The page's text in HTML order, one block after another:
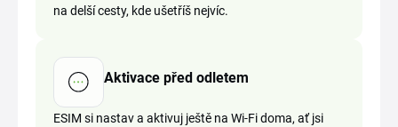
na delší cesty, kde ušetříš nejvíc.
Aktivace před odletem
ESIM si nastav a aktivuj ještě na Wi-Fi doma, ať jsi